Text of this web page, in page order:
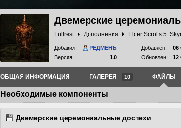
Двемерские
Fullrest Дополнения Elder Scrolls 5:
Добавил:
РЕДМЕНЪ
Версия:
1.0
Добавлен:
06
Обновлен:
12
ОБЩАЯ ИНФОРМАЦИЯ ГАЛЕРЕЯ 10 ФАЙЛЫ
Необходимые компоненты
Двемерские церемониальные доспехи